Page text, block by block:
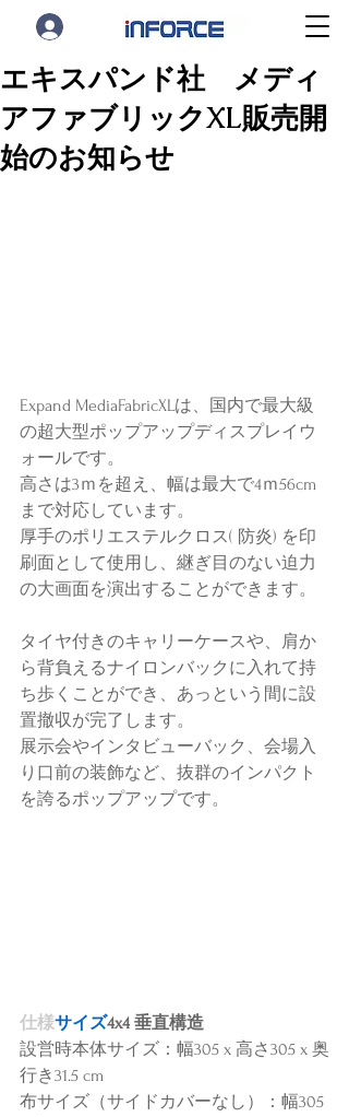
エキスパンド社 メディ
アファブリックXL販売開
始のお知らせ
Expand MediaFabricXLは、国内で最大級
の超大型ポップアップディスプレイウ
ォールです。
高さは3ｍを超え、幅は最大で4ｍ56cm
まで対応しています。
厚手のポリエステルクロス( 防炎) を印
刷面として使用し、継ぎ目のない迫力
の大画面を演出することができます。
タイヤ付きのキャリーケースや、肩か
ら背負えるナイロンバックに入れて持
ち歩くことができ、あっという間に設
置撤収が完了します。
展示会やインタビューバック、会場入
り口前の装飾など、抜群のインパクト
を誇るポップアップです。
仕様サイズ4x4 垂直構造
設営時本体サイズ：幅305 x 高さ305 x 奥
行き31.5 cm
布サイズ（サイドカバーなし）：幅305